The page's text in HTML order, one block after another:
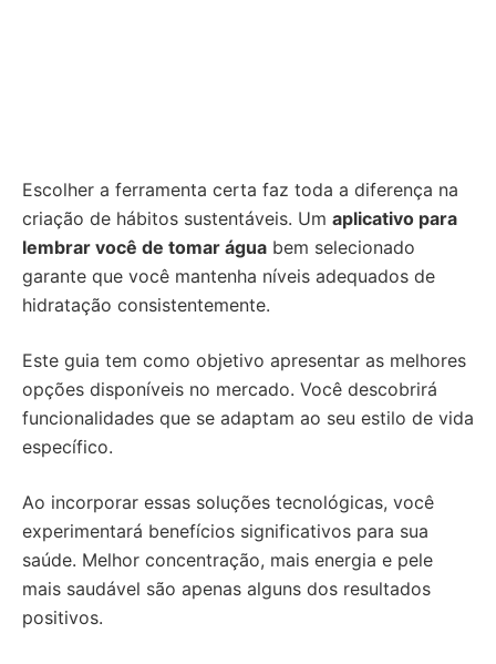
Escolher a ferramenta certa faz toda a diferença na
criação de hábitos sustentáveis. Um aplicativo para
lembrar você de tomar água bem selecionado
garante que você mantenha níveis adequados de
hidratação consistentemente.
Este guia tem como objetivo apresentar as melhores
opções disponíveis no mercado. Você descobrirá
funcionalidades que se adaptam ao seu estilo de vida
específico.
Ao incorporar essas soluções tecnológicas, você
experimentará benefícios significativos para sua
saúde. Melhor concentração, mais energia e pele
mais saudável são apenas alguns dos resultados
positivos.